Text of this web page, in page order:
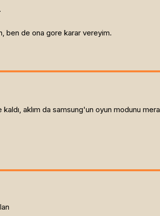
ben de ona gore karar vereyim.
aklım da samsung'un oyun modunu